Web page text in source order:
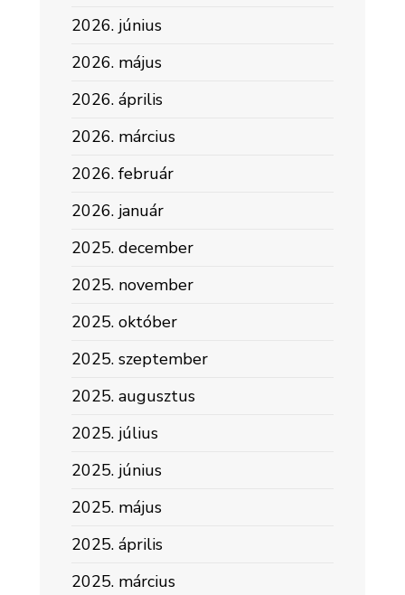
2026. június
2026. május
2026. április
2026. március
2026. február
2026. január
2025. december
2025. november
2025. október
2025. szeptember
2025. augusztus
2025. július
2025. június
2025. május
2025. április
2025. március